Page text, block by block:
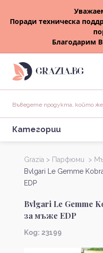
Поради техническа
Благодарим
Категории
Grazia > Парфюми >
Bvlgari Le Gemme
EDP
Bvlgari Le Gemme
за мъже EDP
Kод: 23199